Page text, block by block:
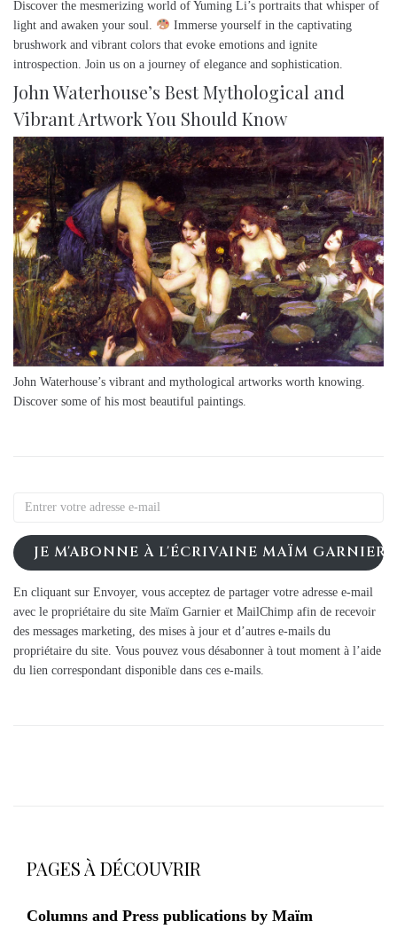
Discover the mesmerizing world of Yuming Li’s portraits that whisper of
light and awaken your soul.
Immerse yourself in the captivating
brushwork and vibrant colors that evoke emotions and ignite
introspection. Join us on a journey of elegance and sophistication.
John Waterhouse’s Best Mythological and
Vibrant Artwork You Should Know
John Waterhouse’s vibrant and mythological artworks worth knowing.
Discover some of his most beautiful paintings.
JE M'ABONNE À L'ÉCRIVAINE MAÏM GARNIER
En cliquant sur Envoyer, vous acceptez de partager votre adresse e-mail
avec le propriétaire du site Maïm Garnier et MailChimp afin de recevoir
des messages marketing, des mises à jour et d’autres e-mails du
propriétaire du site. Vous pouvez vous désabonner à tout moment à l’aide
du lien correspondant disponible dans ces e-mails.
PAGES À DÉCOUVRIR
Columns and Press publications by Maïm